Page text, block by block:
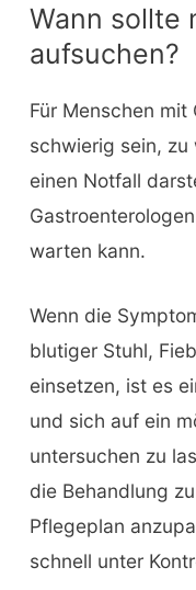
Wann sollte
aufsuchen?
Für Menschen
schwierig sein,
einen Notfall
warten kann.
Wenn die
blutiger Stuhl,
einsetzen, ist es
und sich auf ein
untersuchen zu
die Behandlung
Pflegeplan
schnell unter